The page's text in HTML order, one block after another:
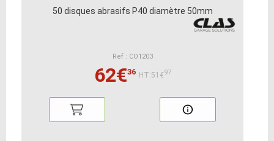
50 disques abrasifs P40 diamètre 50mm
Ref : CO1203
62€36 HT:51€97